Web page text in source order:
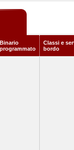
Binario
programmato
Classi e
bordo